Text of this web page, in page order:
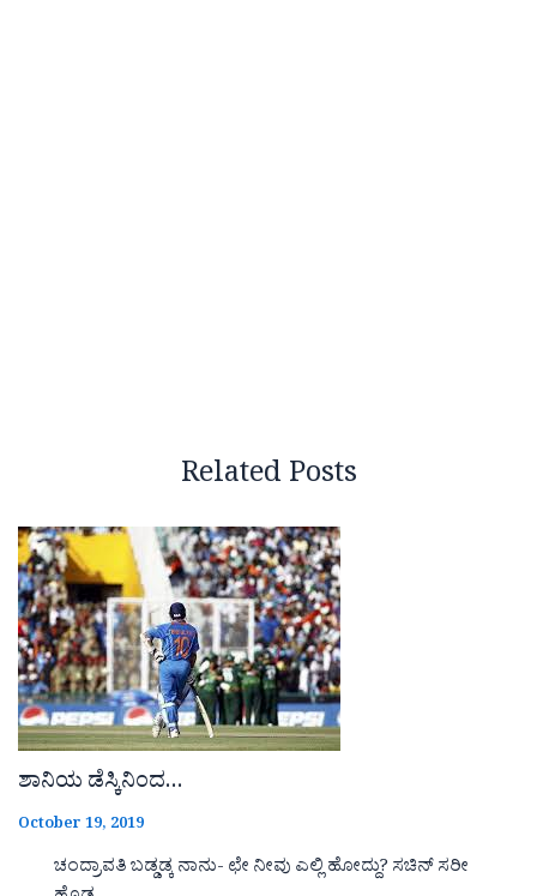
Related Posts
ಶಾನಿಯ ಡೆಸ್ಕಿನಿಂದ…
October 19, 2019
ಚಂದ್ರಾವತಿ ಬಡ್ಡಡ್ಕ ನಾನು- ಛೇ ನೀವು ಎಲ್ಲಿ ಹೋದ್ದು? ಸಚಿನ್ ಸರೀ